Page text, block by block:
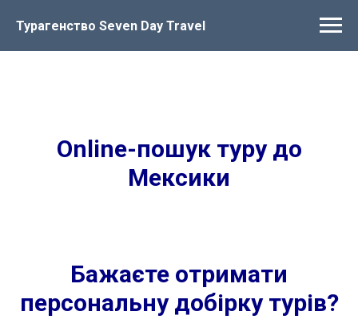
Турагенство Seven Day Travel
Online-пошук туру до
Мексики
Бажаєте отримати
персональну добірку турів?